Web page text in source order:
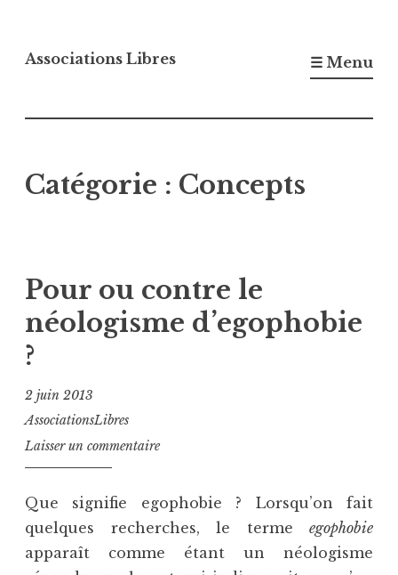
au
Associations Libres ☰ Menu
Catégorie : Concepts
Pour ou contre le
néologisme d’egophobie
?
2 juin 2013
AssociationsLibres
Laisser un commentaire
Que signifie egophobie ? Lorsqu’on fait
quelques recherches, le terme egophobie
apparaît comme étant un néologisme